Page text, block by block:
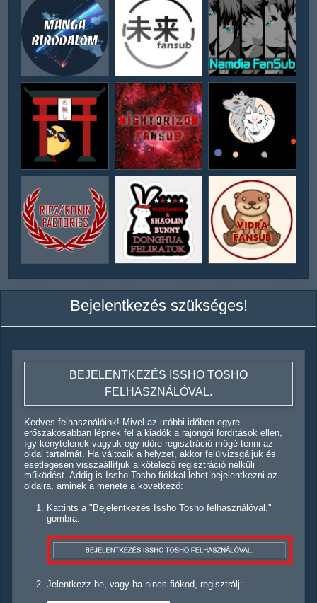
Bejelentkezés szükséges!
BEJELENTKEZÉS ISSHO TOSHO
FELHASZNÁLÓVAL.
Kedves felhasználóink! Mivel az utóbbi időben egyre
erőszakosabban lépnek fel a kiadók a rajongói fordítások ellen,
így kénytelenek vagyuk egy időre regisztráció mögé tenni az
oldal tartalmát. Ha változik a helyzet, akkor felülvizsgáljuk és
esetlegesen visszaállítjuk a kötelező regisztráció nélküli
működést. Addig is Issho Tosho fiókkal lehet bejelentkezni az
oldalra, aminek a menete a következő:
Kattints a "Bejelentkezés Issho Tosho felhasználóval."
gombra:
Jelentkezz be, vagy ha nincs fiókod, regisztrálj: